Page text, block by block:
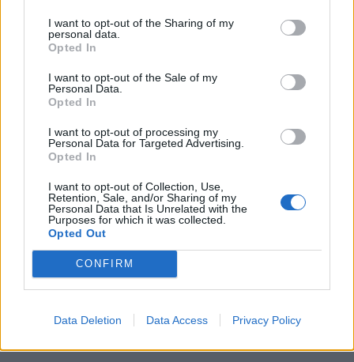
I want to opt-out of the Sharing of my
personal data.
Opted In
I want to opt-out of the Sale of my
Personal Data.
Opted In
I want to opt-out of processing my
Personal Data for Targeted Advertising.
Opted In
I want to opt-out of Collection, Use,
Retention, Sale, and/or Sharing of my
Personal Data that Is Unrelated with the
Purposes for which it was collected.
Opted Out
CONFIRM
Data Deletion Data Access Privacy Policy